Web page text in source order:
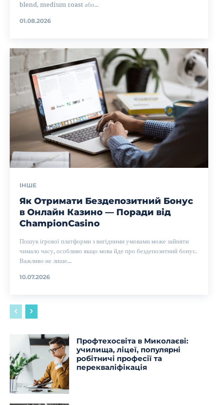
blend, medium roast або...
01.08.2026
ІНШЕ
Як Отримати Бездепозитний Бонус
в Онлайн Казино — Поради від
СhampionCasino
Пошук ігрової платформи з вигідними умовами може зайняти
чимало часу, особливо якщо мова йде про бездепозитний бонус.
Важливо не лише...
10.07.2026
Профтехосвіта в Миколаєві:
училища, ліцеї, популярні
робітничі професії та
перекваліфікація